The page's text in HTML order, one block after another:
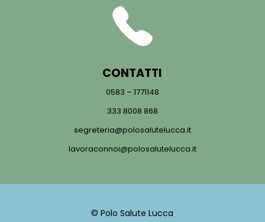
CONTATTI
0583 – 1771148
333 8008 868
segreteria@polosalutelucca.it
lavoraconnoi@polosalutelucca.it
© Polo Salute Lucca